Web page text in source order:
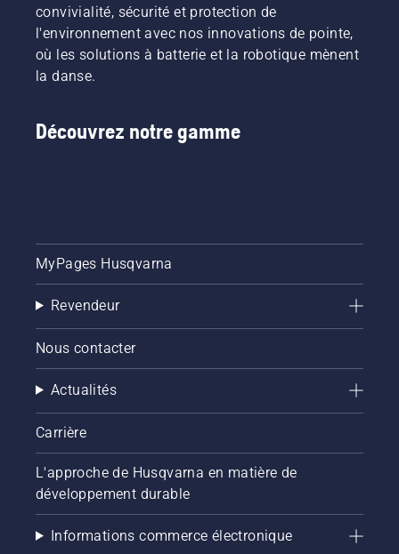
convivialité, sécurité et protection de
l'environnement avec nos innovations de pointe,
où les solutions à batterie et la robotique mènent
la danse.
Découvrez notre gamme
MyPages Husqvarna
Revendeur
Nous contacter
Actualités
Carrière
L'approche de Husqvarna en matière de
développement durable
Informations commerce électronique